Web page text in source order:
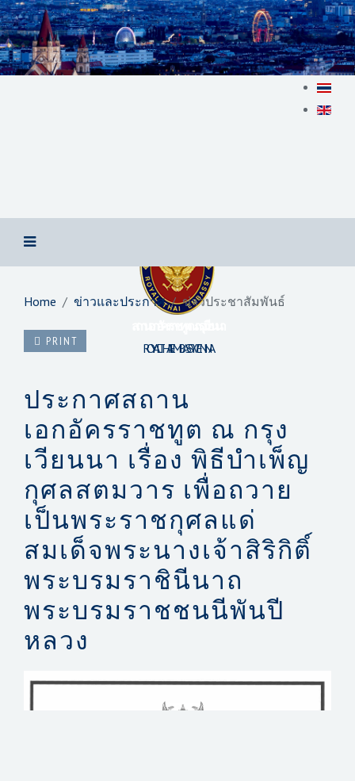
ROYAL THAI EMBASSY VIENNA
Home ข่าวและประกาศ ข่าวประชาสัมพันธ์
PRINT
ประกาศสถาน
เอกอัครราชทูต ณ กรุง
เวียนนา เรื่อง พิธีบำเพ็ญ
กุศลสตมวาร เพื่อถวาย
เป็นพระราชกุศลแด่
สมเด็จพระนางเจ้าสิริกิติ์
พระบรมราชินีนาถ
พระบรมราชชนนีพันปี
หลวง